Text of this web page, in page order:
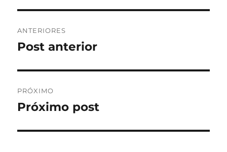
de
ANTERIORES
Post
Post anterior
PRÓXIMO
Próximo
Próximo post